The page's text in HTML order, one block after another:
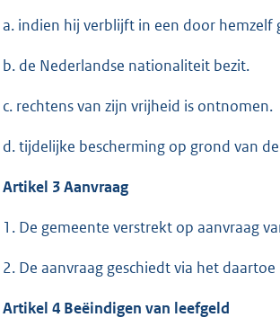
a. indien hij verblijft in een door
b. de Nederlandse nationaliteit bezit.
c. rechtens van zijn vrijheid is ontnomen.
d. tijdelijke bescherming op grond van
Artikel 3 Aanvraag
1. De gemeente verstrekt op aanvraag
2. De aanvraag geschiedt via het
Artikel 4 Beëindigen van leefgeld